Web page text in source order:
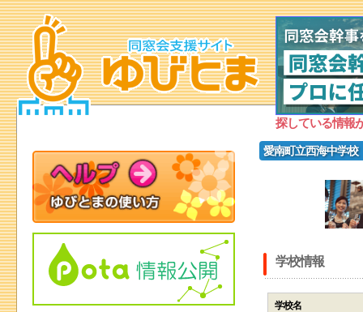
探している情報
愛南町立西海中学校
学校情報
学校名